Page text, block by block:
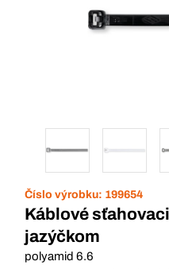
Číslo výrobku: 199654
Káblové
jazýčkom
polyamid 6.6